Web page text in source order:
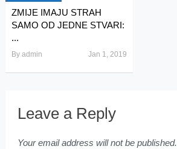
ZMIJE IMAJU STRAH
SAMO OD JEDNE STVARI:
...
By admin Jan 1, 2019
Leave a Reply
Your email address will not be published.